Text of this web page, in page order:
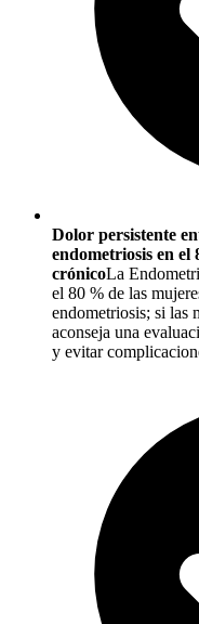
Dolor persistente
endometriosis en el
crónicoLa
el 80 % de las
endometriosis; si las
aconseja una
y evitar